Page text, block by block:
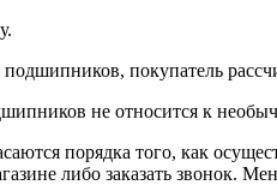
подшипников, покупатель
не относится к
порядка того, как
либо заказать звонок.